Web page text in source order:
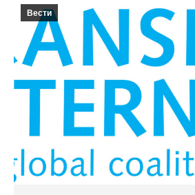
Вести